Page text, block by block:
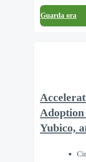
Guarda ora
Yubico,